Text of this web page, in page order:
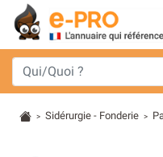
> Sidérurgie - Fonderie >